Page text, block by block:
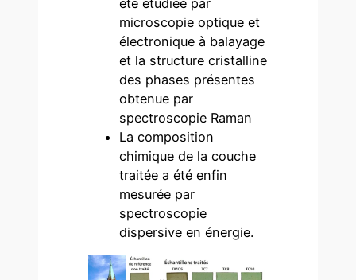
microscopie optique et
électronique à balayage
et la structure cristalline
des phases présentes
obtenue par
spectroscopie Raman
La composition
chimique de la couche
traitée a été enfin
mesurée par
spectroscopie
dispersive en énergie.